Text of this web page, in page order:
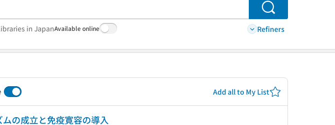
Search
in JapanAvailable online Refiners
Add all to My List
の成立と免疫寛容の導入